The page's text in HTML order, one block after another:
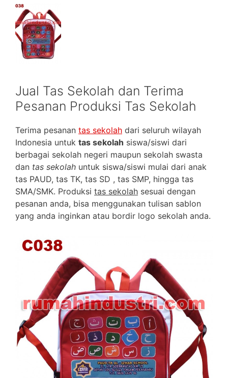
Jual Tas Sekolah dan Terima
Pesanan Produksi Tas Sekolah
Terima pesanan tas sekolah dari seluruh wilayah
Indonesia untuk tas sekolah siswa/siswi dari
berbagai sekolah negeri maupun sekolah swasta
dan tas sekolah untuk siswa/siswi mulai dari anak
tas PAUD, tas TK, tas SD , tas SMP, hingga tas
SMA/SMK. Produksi tas sekolah sesuai dengan
pesanan anda, bisa menggunakan tulisan sablon
yang anda inginkan atau bordir logo sekolah anda.